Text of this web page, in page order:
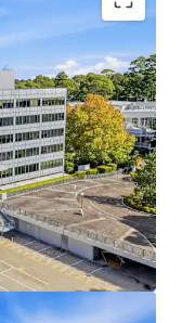
Possession
strategies
style office with
in North
close proximity
and M2